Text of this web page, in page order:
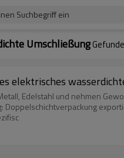
Suchbegriff ein
Umschließung
elektrisches
Edelstahl und nehmen
Doppelschichtverpackung